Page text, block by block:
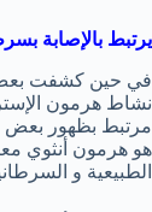
يرتبط بالإصابة
في حين كشفت بعض
نشاط هرمون
مرتبط بظهور بعض
هو هرمون أنثوي
الطبيعية و